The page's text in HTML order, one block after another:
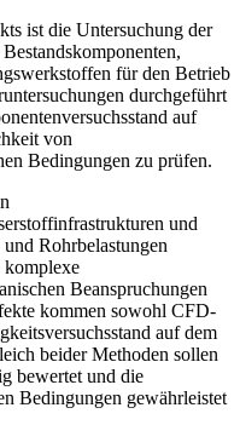
ist die Untersuchung der
für den Betrieb
durchgeführt
auf
von
Bedingungen zu prüfen.
und
Rohrbelastungen
komplexe
Beanspruchungen
kommen sowohl CFD-
auf dem
beider Methoden sollen
bewertet und die
Bedingungen gewährleistet